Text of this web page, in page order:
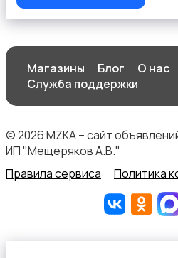
Спортивное питание
Магазины Блог
О нас
Служба поддержки
© 2026 MZKA – сайт
ИП "Мещеряков А.В."
Правила сервиса
Политика